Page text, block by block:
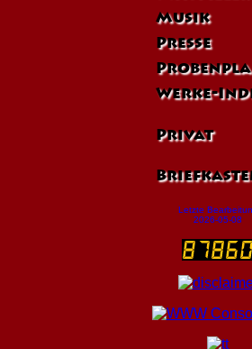
Musik
Presse
Werke-
Privat
Letzte
2026-05-08